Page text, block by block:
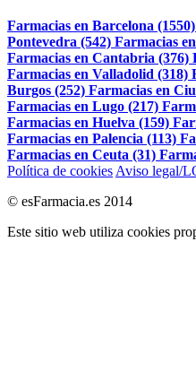
Farmacias en Barcelona (1550)
Pontevedra (542) Farmacias
Farmacias en Cantabria (376)
Farmacias en Valladolid (318)
Burgos (252) Farmacias en
Farmacias en Lugo (217)
Farmacias en Huelva (159)
Farmacias en Palencia (113)
Farmacias en Ceuta (31)
Política de cookies Aviso legal/
© esFarmacia.es 2014
Este sitio web utiliza cookies